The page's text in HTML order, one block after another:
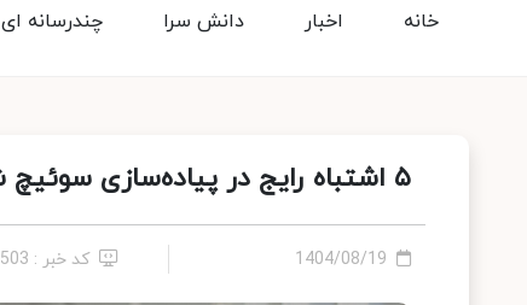
چندرسانه ای دانش سرا اخبار خانه
۵ اشتباه رایج در پیاده‌سازی سوئیچ شبکه در کنار میکروتیک و راه‌های پیشگیری
1404/08/19 کد خبر : 2410503